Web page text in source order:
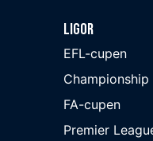
Ligor
EFL-cupen
Championship
FA-cupen
Premier